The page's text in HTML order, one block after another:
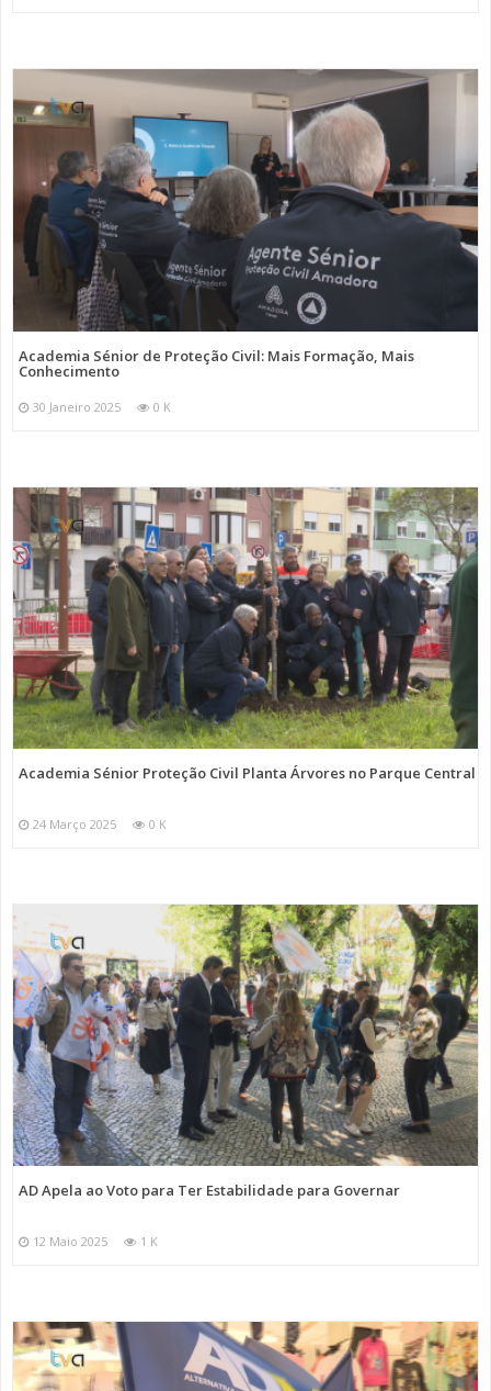
Academia Sénior de Proteção Civil: Mais Formação, Mais
Conhecimento
30 Janeiro 2025 0 K
Academia Sénior Proteção Civil Planta Árvores no Parque Central
24 Março 2025 0 K
AD Apela ao Voto para Ter Estabilidade para Governar
12 Maio 2025 1 K